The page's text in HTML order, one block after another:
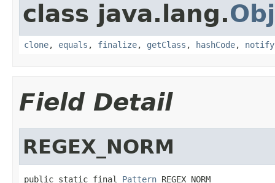
class java.lang.
clone, equals , finalize, getClass , hashCode, notify
Field Detail
REGEX_NORM
public static final Pattern REGEX_NORM